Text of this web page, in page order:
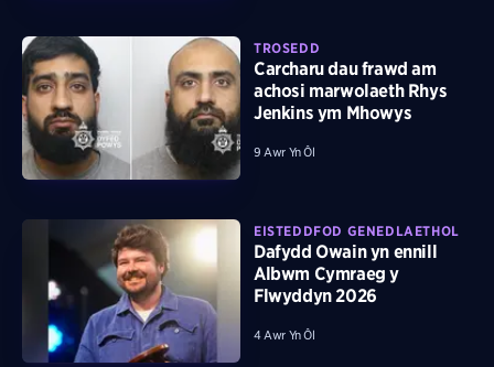
TROSEDD
Carcharu dau frawd am
achosi marwolaeth Rhys
Jenkins ym Mhowys
9 Awr Yn Ôl
EISTEDDFOD GENEDLAETHOL
Dafydd Owain yn ennill
Albwm Cymraeg y
Flwyddyn 2026
4 Awr Yn Ôl